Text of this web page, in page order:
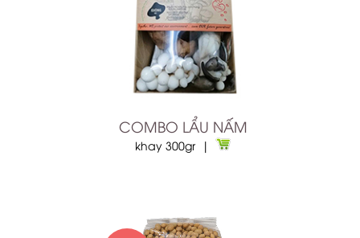
COMBO LẨU NẤM
khay 300gr |